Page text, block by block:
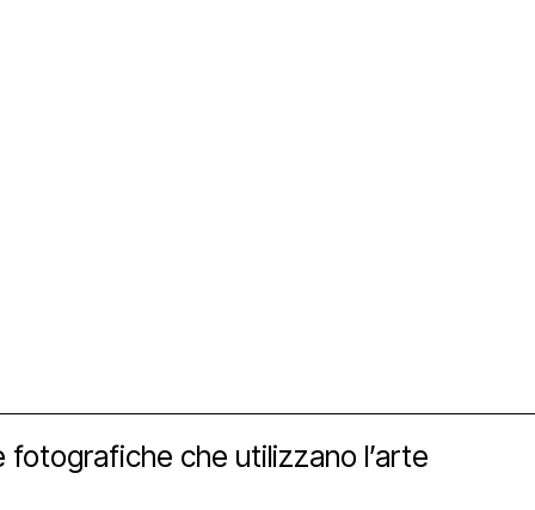
che utilizzano l’arte